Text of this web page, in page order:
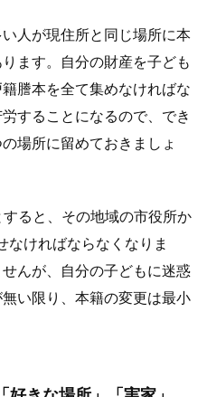
人が現住所と同じ場所に本
ます。自分の財産を子ども
謄本を全て集めなければな
することになるので、でき
場所に留めておきましょ
ると、その地域の市役所か
なければならなくなりま
んが、自分の子どもに迷惑
い限り、本籍の変更は最小